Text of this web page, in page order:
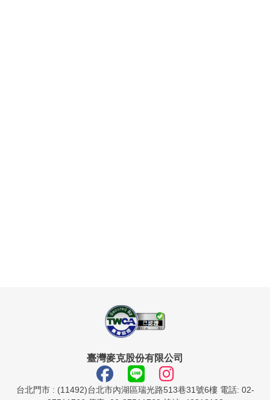
臺灣麥克股份有限公司
台北門市 : (11492)台北市內湖區瑞光路513巷31號6樓 電話: 02-